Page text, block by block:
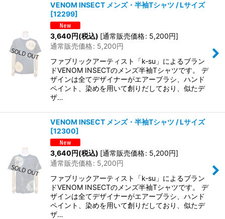
VENOM INSECT メンズ・半袖Tシャツ / Lサイズ
[12299]
3,640円(税込) [通常販売価格: 5,200円]
通常販売価格: 5,200円
ファブリックアーティスト「k-su」によるブラン
ドVENOM INSECTのメンズ半袖Tシャツです。 デ
ザインは全てデザイナーがエアーブラシ、ハンド
ペイント、染めを用いて創りだしており、似たデ
ザ…
VENOM INSECT メンズ・半袖Tシャツ / Lサイズ
[12300]
3,640円(税込) [通常販売価格: 5,200円]
通常販売価格: 5,200円
ファブリックアーティスト「k-su」によるブラン
ドVENOM INSECTのメンズ半袖Tシャツです。 デ
ザインは全てデザイナーがエアーブラシ、ハンド
ペイント、染めを用いて創りだしており、似たデ
ザ…